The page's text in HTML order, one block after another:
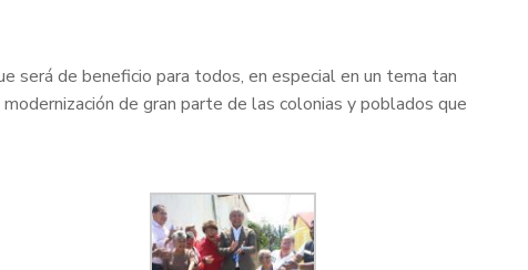
será de beneficio para todos, en especial en un tema tan
de gran parte de las colonias y poblados que